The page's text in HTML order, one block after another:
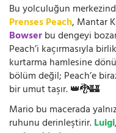
Bu yolculuğun
Prenses Peach, Mantar
Bowserbu dengeyi
Peach’i kaçırmasıyla
kurtarma hamlesine
bölüm değil; Peach’e
bir umut taşır. 👑🐉🏰
Mario bu macerada
ruhunu derinleştirir.Luigi